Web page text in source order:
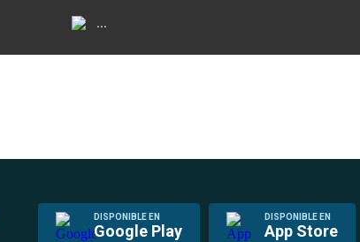
...
DISPONIBLE EN
Google Play
DISPONIBLE EN
App Store